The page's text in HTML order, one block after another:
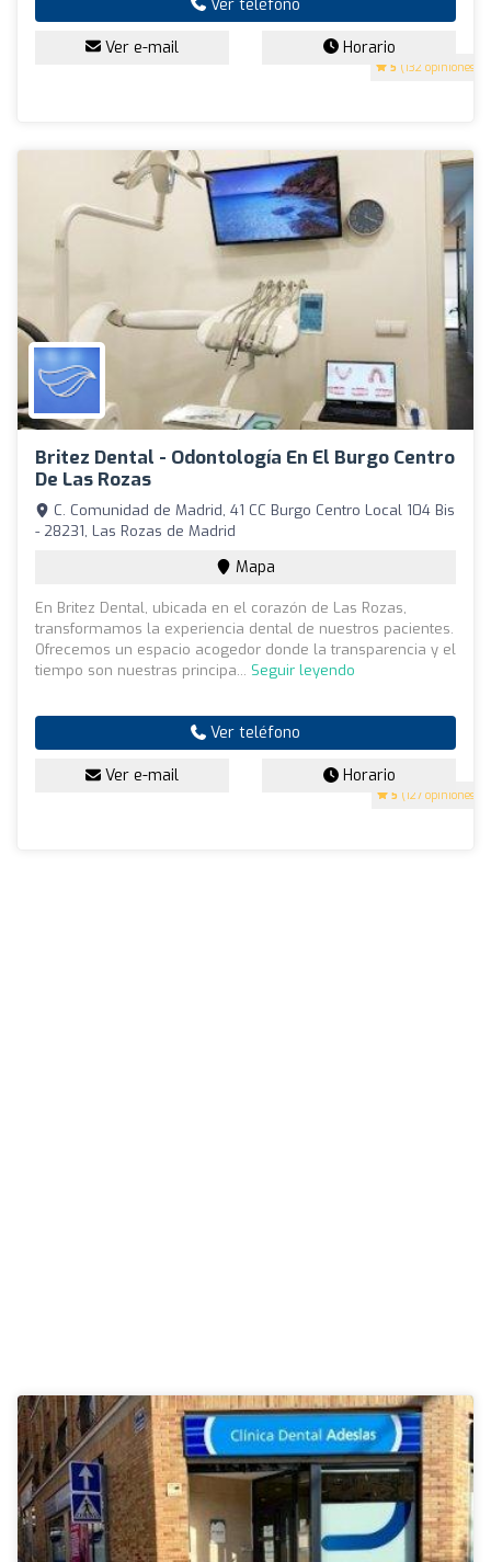
5 (132 opiniones)
Ver teléfono
Ver e-mail Horario
Britez Dental - Odontología En El Burgo Centro
De Las Rozas
5 (127 opiniones)
C. Comunidad de Madrid, 41 CC Burgo Centro Local 104 Bis
- 28231, Las Rozas de Madrid
Mapa
En Britez Dental, ubicada en el corazón de Las Rozas,
transformamos la experiencia dental de nuestros pacientes.
Ofrecemos un espacio acogedor donde la transparencia y el
tiempo son nuestras principa... Seguir leyendo
Ver teléfono
Ver e-mail Horario